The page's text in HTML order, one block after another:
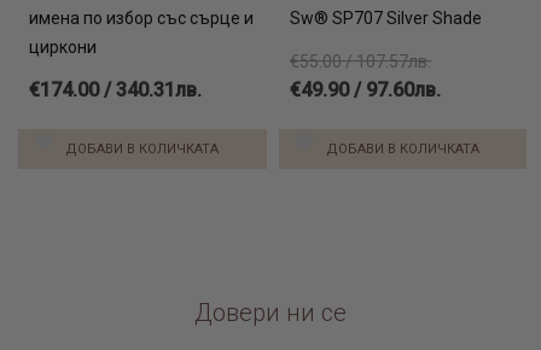
имена по избор със сърце и
циркони
€174.00 / 340.31лв.
ДОБАВИ В КОЛИЧКАТА
Sw® SP707 Silver Shade
€55.00 / 107.57лв.
€49.90 / 97.60лв.
ДОБАВИ В КОЛИЧКАТА
Довери ни се